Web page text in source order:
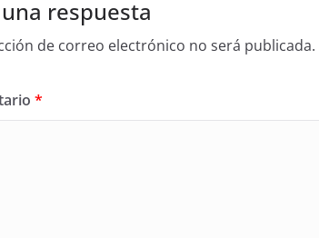
respuesta
de correo electrónico no será publicada.
*